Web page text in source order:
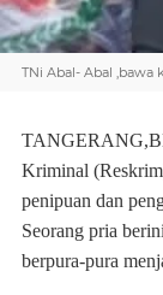
TNi Abal- Abal ,bawa
Kriminal
penipuan dan
Seorang pria
berpura-pura